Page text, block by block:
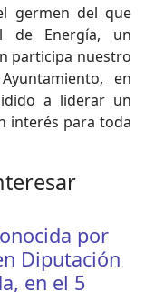
germen del que
de Energía, un
participa nuestro
en
a liderar un
interés para toda
por
Diputación
en el 5